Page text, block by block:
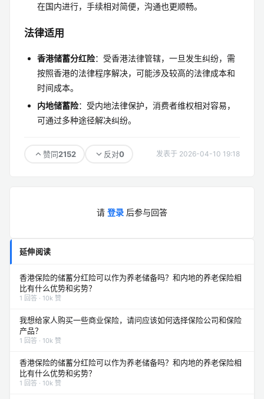
在国内进行，手续相对简便，沟通也更顺畅。
法律适用
香港储蓄分红险：受香港法律管辖，一旦发生纠纷，需
按照香港的法律程序解决，可能涉及较高的法律成本和
时间成本。
内地储蓄险：受内地法律保护，消费者维权相对容易，
可通过多种途径解决纠纷。
赞同2152 反对0 发表于 2026-04-10 19:18
请 登录 后参与回答
延伸阅读
香港保险的储蓄分红险可以作为养老储备吗？和内地的养老保险相
比有什么优势和劣势？
1 回答 · 10k 赞
我想给家人购买一些商业保险，请问应该如何选择保险公司和保险
产品？
1 回答 · 10k 赞
香港保险的储蓄分红险可以作为养老储备吗？和内地的养老保险相
比有什么优势和劣势？
1 回答 · 10k 赞